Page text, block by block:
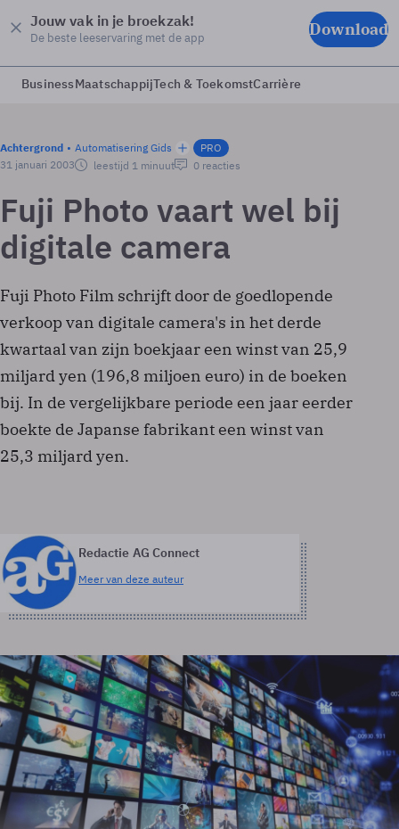
Jouw vak in je broekzak!
De beste leeservaring met de app Download
BusinessMaatschappijTech & ToekomstCarrière
Achtergrond Automatisering Gids
PRO
31 januari 2003
leestijd 1 minuut 0 reacties
Fuji Photo vaart wel bij
digitale camera
Fuji Photo Film schrijft door de goedlopende
verkoop van digitale camera's in het derde
kwartaal van zijn boekjaar een winst van 25,9
miljard yen (196,8 miljoen euro) in de boeken
bij. In de vergelijkbare periode een jaar eerder
boekte de Japanse fabrikant een winst van
25,3 miljard yen.
Redactie AG Connect
Meer van deze auteur